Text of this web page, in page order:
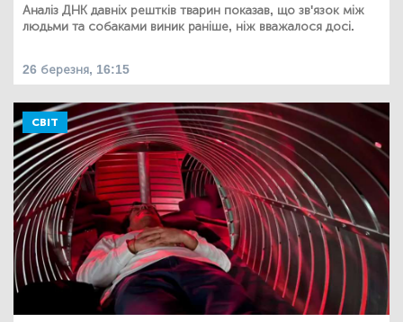
Аналіз ДНК давніх рештків тварин показав, що зв'язок між
людьми та собаками виник раніше, ніж вважалося досі.
26 березня, 16:15
СВІТ